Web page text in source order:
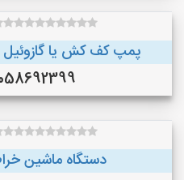
پمپ کف کش یا
09058692399
دستگاه ماشین